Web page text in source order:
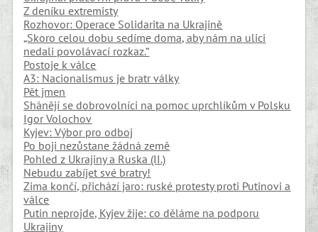
Z deníku extremisty
Rozhovor: Operace Solidarita na Ukrajině
„Skoro celou dobu sedíme doma, aby nám na ulici
nedali povolávací rozkaz.“
Postoje k válce
A3: Nacionalismus je bratr války
Pět jmen
Shánějí se dobrovolníci na pomoc uprchlíkům v Polsku
Igor Volochov
Kyjev: Výbor pro odboj
Po boji nezůstane žádná země
Pohled z Ukrajiny a Ruska (II.)
Nebudu zabíjet své bratry!
Zima končí, přichází jaro: ruské protesty proti Putinovi a
válce
Putin neprojde, Kyjev žije: co děláme na podporu
Ukrajiny